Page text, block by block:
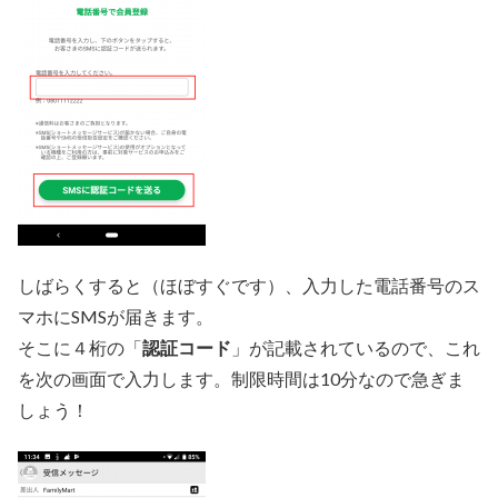
しばらくすると（ほぼすぐです）、入力した電話番号のス
マホにSMSが届きます。
そこに４桁の「認証コード 」が記載されているので、これ
を次の画面で入力します。制限時間は10分なので急ぎま
しょう！